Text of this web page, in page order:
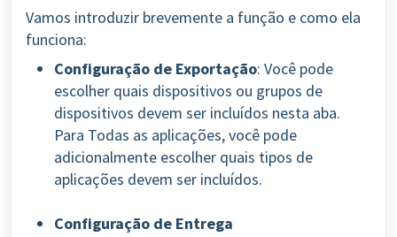
Vamos introduzir brevemente a função e como ela
funciona:
Configuração de Exportação: Você pode
escolher quais dispositivos ou grupos de
dispositivos devem ser incluídos nesta aba.
Para Todas as aplicações, você pode
adicionalmente escolher quais tipos de
aplicações devem ser incluídos.
Configuração de Entrega